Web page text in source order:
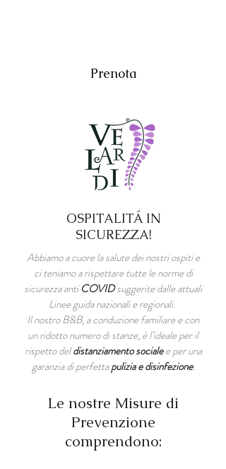
Prenota
OSPITALITÁ IN
SICUREZZA!
Abbiamo a cuore la salute dei nostri ospiti e
ci teniamo a rispettare tutte le norme di
sicurezza antiCOVIDsuggerite dalle attuali
Linee guida nazionali e regionali.
Il nostro B&B, a conduzione familiare e con
un ridotto numero di stanze, è l’ideale per il
rispetto deldistanziamento socialee per una
garanzia di perfettapulizia e disinfezione.
Le nostre Misure di
Prevenzione
comprendono: